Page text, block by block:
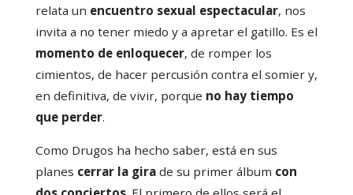
relata un encuentro sexual espectacular, nos
invita a no tener miedo y a apretar el gatillo. Es el
momento de enloquecer, de romper los
cimientos, de hacer percusión contra el somier y,
en definitiva, de vivir, porque no hay tiempo
que perder.
Como Drugos ha hecho saber, está en sus
planes cerrar la girade su primer álbum con